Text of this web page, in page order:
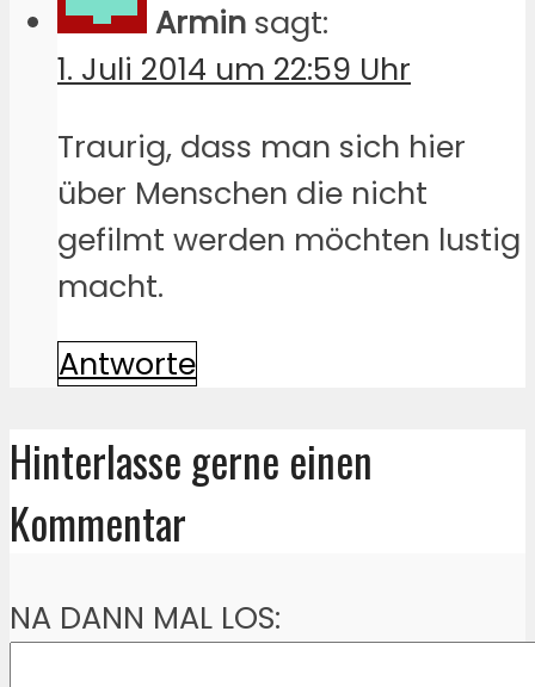
Armin sagt:
1. Juli 2014 um 22:59 Uhr
Traurig, dass man sich hier
über Menschen die nicht
gefilmt werden möchten lustig
macht.
Antworte
Hinterlasse gerne einen
Kommentar
NA DANN MAL LOS: